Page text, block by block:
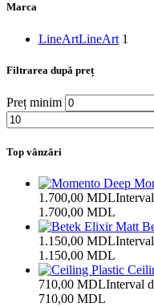
Marca
LineArtLineArt 1
Filtrarea după preț
Preț minim
Top vânzări
1.700,00 MDL
1.700,00 MDL
1.150,00 MDL
1.150,00 MDL
710,00 MDLInterval
710,00 MDL